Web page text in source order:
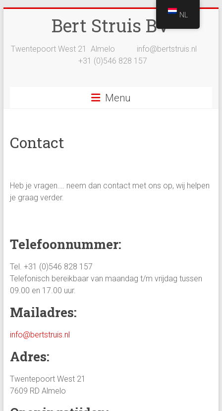
Bert Struis BV
Twentepoort West 21 Almelo info@bertstruis.nl
+31 (0)546 828 157
Menu
Contact
Heb je vragen…. neem dan contact met ons op, wij helpen
je graag verder.
Telefoonnummer:
Tel. +31 (0)546 828 157
Telefonisch bereikbaar van maandag t/m vrijdag tussen
09.00 en 17.00 uur.
Mailadres:
info@bertstruis.nl
Adres:
Twentepoort West 21
7609 RD Almelo
NL